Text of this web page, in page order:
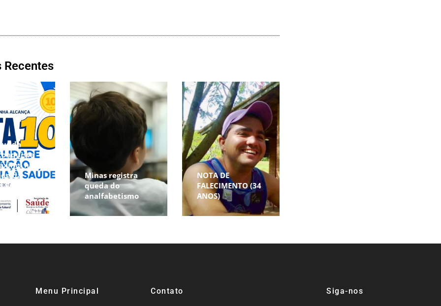
Recentes
da
na
da
Primária
Minas registra
queda do
analfabetismo
NOTA DE
FALECIMENTO (34
ANOS)
Menu Principal Contato Siga-nos